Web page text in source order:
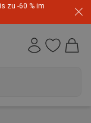
zu -60 % im